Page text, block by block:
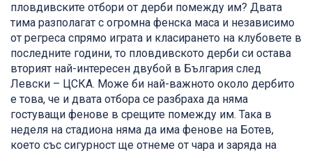
пловдивските отбори от дерби помежду им? Двата
тима разполагат с огромна фенска маса и независимо
от регреса спрямо играта и класирането на клубовете в
последните години, то пловдивското дерби си остава
вторият най-интересен двубой в България след
Левски – ЦСКА. Може би най-важното около дербито
е това, че и двата отбора се разбраха да няма
гостуващи фенове в срещите помежду им. Така в
неделя на стадиона няма да има фенове на Ботев,
което със сигурност ще отнеме от чара и заряда на